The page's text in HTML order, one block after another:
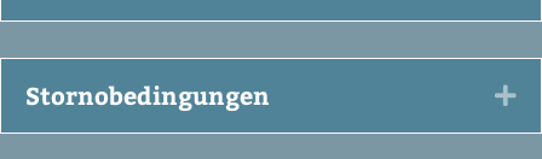
Stornobedingungen